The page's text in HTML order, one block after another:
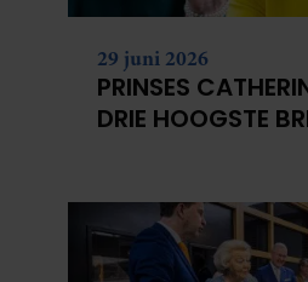
29 juni 2026
PRINSES
DRIE HOOGSTE